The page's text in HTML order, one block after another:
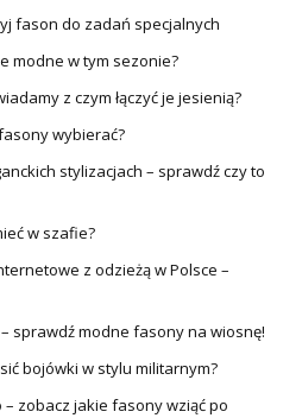
fason do zadań specjalnych
modne w tym sezonie?
z czym łączyć je jesienią?
wybierać?
stylizacjach – sprawdź czy to
w szafie?
z odzieżą w Polsce –
sprawdź modne fasony na wiosnę!
bojówki w stylu militarnym?
zobacz jakie fasony wziąć po